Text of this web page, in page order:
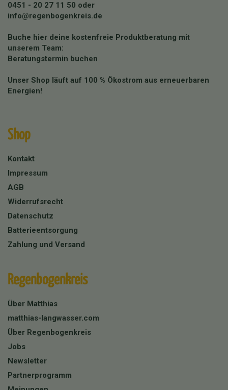
0451 - 20 27 11 50 oder
info@regenbogenkreis.de
Buche hier deine kostenfreie Produktberatung mit
unserem Team:
Beratungstermin buchen
Unser Shop läuft auf 100 % Ökostrom aus erneuerbaren
Energien!
Shop
Kontakt
Impressum
AGB
Widerrufsrecht
Datenschutz
Batterieentsorgung
Zahlung und Versand
Regenbogenkreis
Über Matthias
matthias-langwasser.com
Über Regenbogenkreis
Jobs
Newsletter
Partnerprogramm